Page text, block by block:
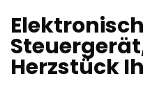
Herzstück